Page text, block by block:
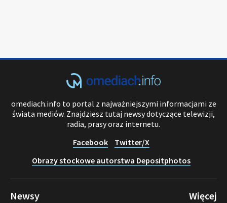
omediach.info to portal z najważniejszymi informacjami ze
świata mediów. Znajdziesz tutaj newsy dotyczące telewizji,
radia, prasy oraz internetu.
Facebook
Twitter/X
Obrazy stockowe autorstwa Depositphotos
Newsy Więcej